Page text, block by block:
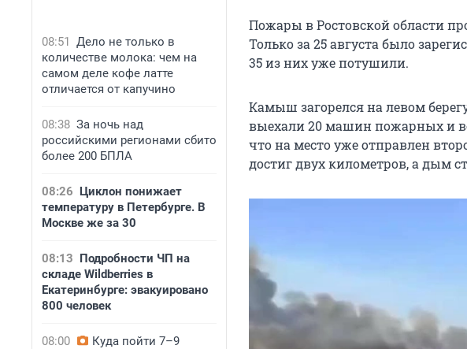
08:51 Дело не только в
количестве молока: чем на
самом деле кофе латте
отличается от капучино
08:38 За ночь над
российскими регионами сбито
более 200 БПЛА
08:26 Циклон понижает
температуру в Петербурге. В
Москве же за 30
08:13 Подробности ЧП на
складе Wildberries в
Екатеринбурге: эвакуировано
800 человек
08:00
Куда пойти 7–9
Пожары в Ростовской области
Только за 25 августа было
35 из них уже потушили.
Камыш загорелся на левом
выехали 20 машин пожарных и
что на место уже отправлен
достиг двух километров, а дым